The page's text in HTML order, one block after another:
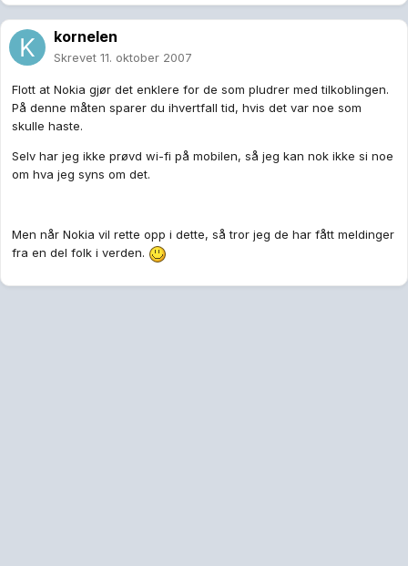
kornelen
Skrevet 11. oktober 2007
Flott at Nokia gjør det enklere for de som pludrer med tilkoblingen.
På denne måten sparer du ihvertfall tid, hvis det var noe som
skulle haste.
Selv har jeg ikke prøvd wi-fi på mobilen, så jeg kan nok ikke si noe
om hva jeg syns om det.
Men når Nokia vil rette opp i dette, så tror jeg de har fått meldinger
fra en del folk i verden.